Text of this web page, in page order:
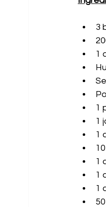
3
1
1
1
1
1
1
1